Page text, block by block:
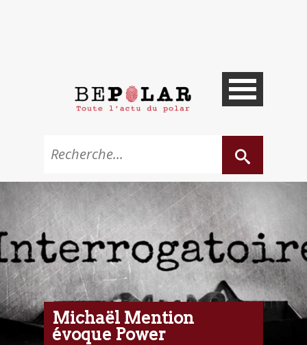
Michaël Mention
évoque Power